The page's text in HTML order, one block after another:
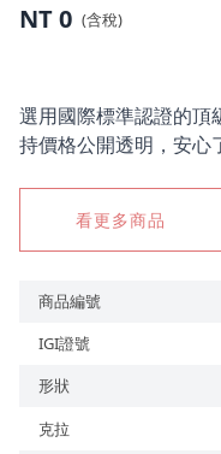
婚禮護照
NT 0 (含稅)
選用國際標準認證的頂
持價格公開透明，安心
看更多商品
商品編號
IGI證號
形狀
克拉